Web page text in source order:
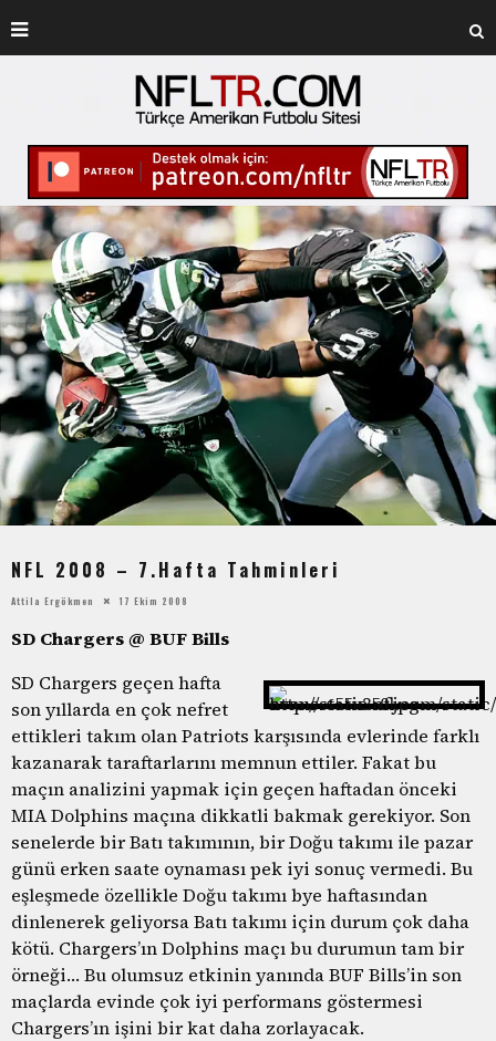
NFL 2008 – 7.Hafta Tahminleri
Attila Ergökmen 17 Ekim 2008
SD Chargers @ BUF Bills
SD Chargers geçen hafta
son yıllarda en çok nefret
ettikleri takım olan Patriots karşısında evlerinde farklı
kazanarak taraftarlarını memnun ettiler. Fakat bu
maçın analizini yapmak için geçen haftadan önceki
MIA Dolphins maçına dikkatli bakmak gerekiyor. Son
senelerde bir Batı takımının, bir Doğu takımı ile pazar
günü erken saate oynaması pek iyi sonuç vermedi. Bu
eşleşmede özellikle Doğu takımı bye haftasından
dinlenerek geliyorsa Batı takımı için durum çok daha
kötü. Chargers’ın Dolphins maçı bu durumun tam bir
örneği… Bu olumsuz etkinin yanında BUF Bills’in son
maçlarda evinde çok iyi performans göstermesi
Chargers’ın işini bir kat daha zorlayacak.